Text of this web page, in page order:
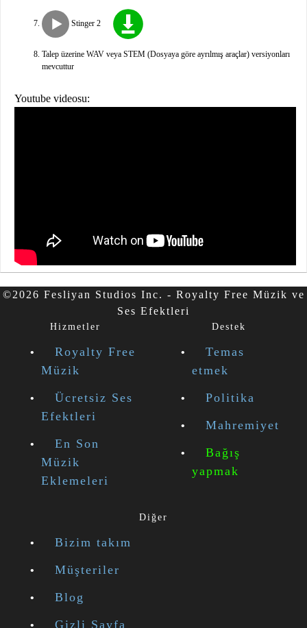
Stinger 2
Talep üzerine WAV veya STEM (Dosyaya göre ayrılmış araçlar) versiyonları
mevcuttur
Youtube videosu:
©2026 Fesliyan Studios Inc. - Royalty Free Müzik ve
Ses Efektleri
Hizmetler
Royalty Free
Müzik
Ücretsiz Ses
Efektleri
En Son
Müzik
Eklemeleri
Destek
Temas
etmek
Politika
Mahremiyet
Bağış
yapmak
Diğer
Bizim takım
Müşteriler
Blog
Gizli Sayfa